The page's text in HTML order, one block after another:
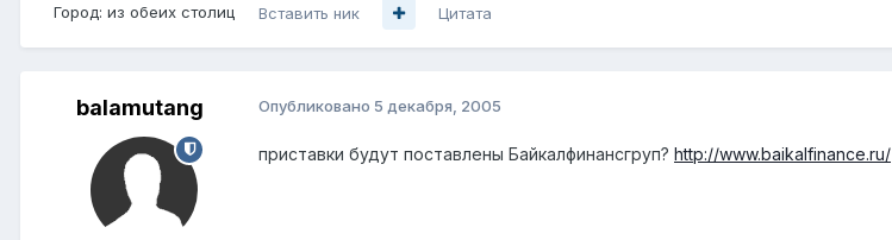
Город: из обеих столиц Вставить ник Цитата
balamutang Опубликовано 5 декабря, 2005
приставки будут поставлены Байкалфинансгруп? http://www.baikalfinance.ru/